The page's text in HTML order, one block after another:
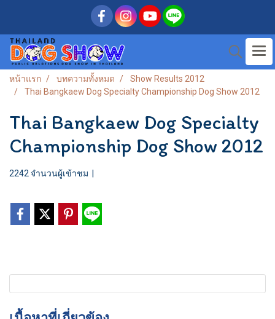
หน้าแรก บทความทั้งหมด
Show Results 2012
Thai Bangkaew Dog Specialty Championship Dog Show 2012
Thai Bangkaew Dog Specialty
Championship Dog Show 2012
2242 จำนวนผู้เข้าชม